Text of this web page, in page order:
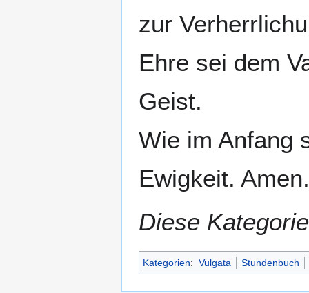
zur
Ehre sei dem
Geist.
Wie im Anfang
Ewigkeit. Amen.
Diese
Kategorien: Vulgata Stundenbuch